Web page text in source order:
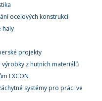
ocelových konstrukcí
haly
projekty
výrobky z hutních materiálů
EXCON
systémy pro práci ve